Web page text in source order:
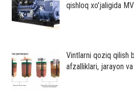
qishloq xo'jaligida
Vintlarni qoziq qilish
afzalliklari, jarayon